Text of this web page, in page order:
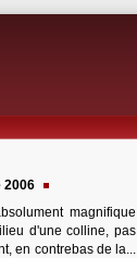
2006
magnifique
d'une colline, pas
en contrebas de la...